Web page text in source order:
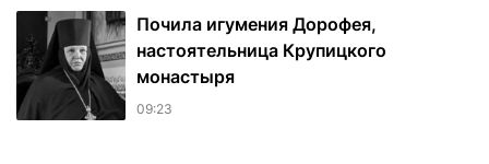
Почила игумения Дорофея,
настоятельница Крупицкого
монастыря
09:23